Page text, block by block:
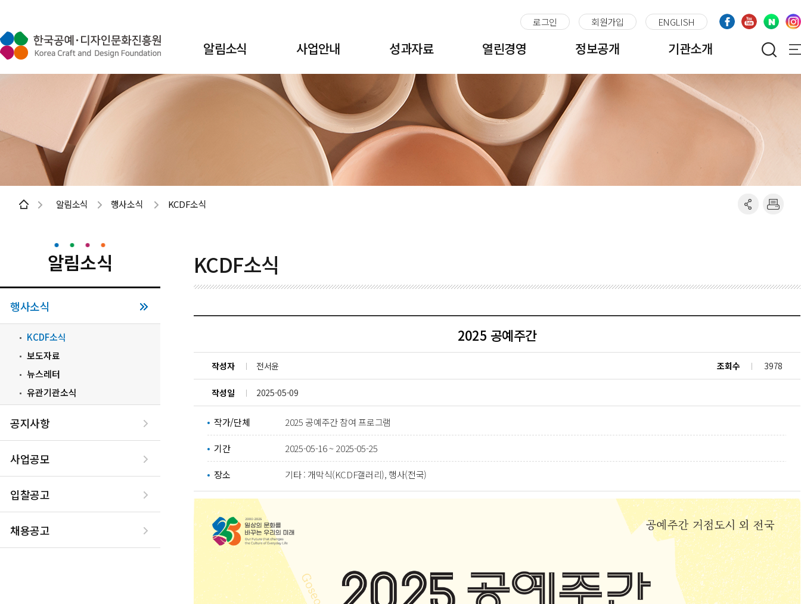
로그인 회원가입 ENGLISH
알림소식 사업안내 성과자료 열린경영 정보공개 기관소개
알림소식 행사소식 KCDF소식
알림소식
행사소식
KCDF소식
보도자료
뉴스레터
유관기관소식
공지사항
사업공모
입찰공고
채용공고
KCDF소식
2025 공예주간
작성자 전서윤 조회수 3978
작성일 2025-05-09
작가/단체 2025 공예주간 참여 프로그램
기간 2025-05-16 ~ 2025-05-25
장소 기타 : 개막식(KCDF갤러리), 행사(전국)